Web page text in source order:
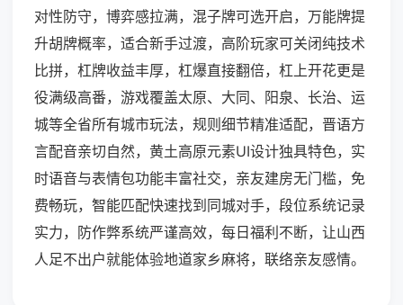
对性防守，博弈感拉满，混子牌可选开启，万能牌提
升胡牌概率，适合新手过渡，高阶玩家可关闭纯技术
比拼，杠牌收益丰厚，杠爆直接翻倍，杠上开花更是
役满级高番，游戏覆盖太原、大同、阳泉、长治、运
城等全省所有城市玩法，规则细节精准适配，晋语方
言配音亲切自然，黄土高原元素UI设计独具特色，实
时语音与表情包功能丰富社交，亲友建房无门槛，免
费畅玩，智能匹配快速找到同城对手，段位系统记录
实力，防作弊系统严谨高效，每日福利不断，让山西
人足不出户就能体验地道家乡麻将，联络亲友感情。